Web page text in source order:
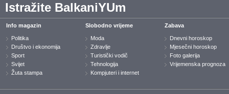
Istražite BalkaniYUm
Info magazin
Politika
Društvo i ekonomija
Sport
Svijet
Žuta stampa
Slobodno vrijeme
Moda
Zdravlje
Turistički vodič
Tehnologija
Kompjuteri i internet
Zabava
Dnevni horoskop
Mjesečni horoskop
Foto galerija
Vrijemenska prognoza